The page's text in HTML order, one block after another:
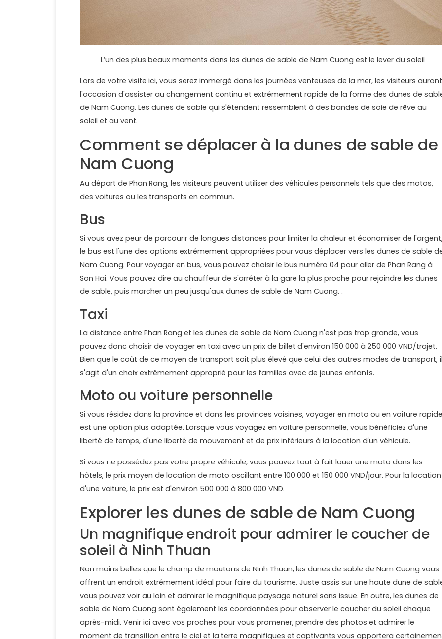
L’un des plus beaux moments dans les dunes de sable de Nam Cuong est le lever du soleil
Lors de votre visite ici, vous serez immergé dans les journées venteuses de la mer, les visiteurs auront
l'occasion d'assister au changement continu et extrêmement rapide de la forme des dunes de
de Nam Cuong. Les dunes de sable qui s'étendent ressemblent à des bandes de soie de rêve au
soleil et au vent.
Comment se déplacer à la dunes de sable de
Nam Cuong
Au départ de Phan Rang, les visiteurs peuvent utiliser des véhicules personnels tels que des motos,
des voitures ou les transports en commun.
Bus
Si vous avez peur de parcourir de longues distances pour limiter la chaleur et économiser de l'argent,
le bus est l'une des options extrêmement appropriées pour vous déplacer vers les dunes de sable
Nam Cuong. Pour voyager en bus, vous pouvez choisir le bus numéro 04 pour aller de Phan Rang à
Son Hai. Vous pouvez dire au chauffeur de s'arrêter à la gare la plus proche pour rejoindre les dunes
de sable, puis marcher un peu jusqu'aux dunes de sable de Nam Cuong. .
Taxi
La distance entre Phan Rang et les dunes de sable de Nam Cuong n'est pas trop grande, vous
pouvez donc choisir de voyager en taxi avec un prix de billet d'environ 150 000 à 250 000 VND/trajet.
Bien que le coût de ce moyen de transport soit plus élevé que celui des autres modes de transport, il
s'agit d'un choix extrêmement approprié pour les familles avec de jeunes enfants.
Moto ou voiture personnelle
Si vous résidez dans la province et dans les provinces voisines, voyager en moto ou en voiture rapide
est une option plus adaptée. Lorsque vous voyagez en voiture personnelle, vous bénéficiez d'une
liberté de temps, d'une liberté de mouvement et de prix inférieurs à la location d'un véhicule.
Si vous ne possédez pas votre propre véhicule, vous pouvez tout à fait louer une moto dans les
hôtels, le prix moyen de location de moto oscillant entre 100 000 et 150 000 VND/jour. Pour la location
d'une voiture, le prix est d'environ 500 000 à 800 000 VND.
Explorer les dunes de sable de Nam Cuong
Un magnifique endroit pour admirer le coucher de
soleil à Ninh Thuan
Non moins belles que le champ de moutons de Ninh Thuan, les dunes de sable de Nam Cuong vous
offrent un endroit extrêmement idéal pour faire du tourisme. Juste assis sur une haute dune de
vous pouvez voir au loin et admirer le magnifique paysage naturel sans issue. En outre, les dunes de
sable de Nam Cuong sont également les coordonnées pour observer le coucher du soleil chaque
après-midi. Venir ici avec vos proches pour vous promener, prendre des photos et admirer le
moment de transition entre le ciel et la terre magnifiques et captivants vous apportera